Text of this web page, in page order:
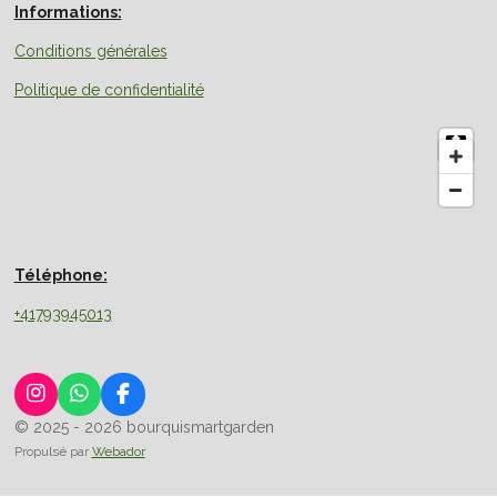
Informations:
Conditions générales
Politique de confidentialité
Téléphone:
+41793945013
I
n
t
W
h
t
F
a
e
© 2025 - 2026 bourquismartgarden
Propulsé par Webador